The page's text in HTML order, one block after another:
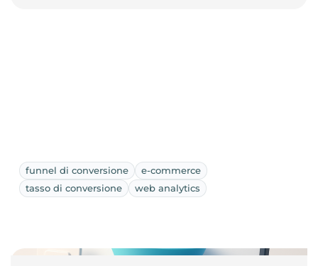
funnel di conversione
e-commerce
tasso di conversione
web analytics